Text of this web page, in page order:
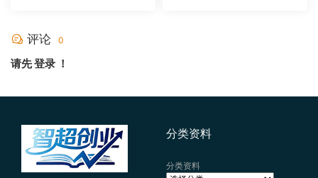
评论 0
请先登录 ！
分类资料
分类资料